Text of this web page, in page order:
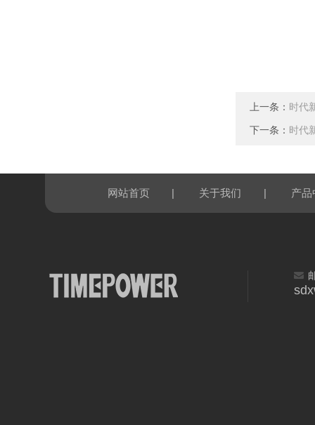
上一条： 时代
下一条： 时代
网站首页 | 关于我们 | 产品